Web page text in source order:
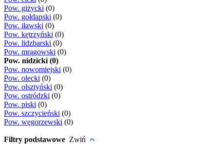
Pow. giżycki (0)
Pow. gołdapski (0)
Pow. iławski (0)
Pow. kętrzyński (0)
Pow. lidzbarski (0)
Pow. mrągowski (0)
Pow. nidzicki (0)
Pow. nowomiejski (0)
Pow. olecki (0)
Pow. olsztyński (0)
Pow. ostródzki (0)
Pow. piski (0)
Pow. szczycieński (0)
Pow. węgorzewski (0)
Filtry podstawowe Zwiń